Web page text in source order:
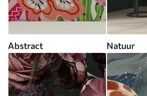
Abstract Natuur